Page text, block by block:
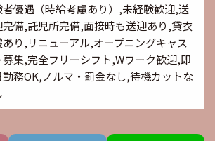
者優遇（時給考慮あり）,未経験歓迎,送
完備,託児所完備,面接時も送迎あり,貸衣
あり,リニューアル,オープニングキャス
募集,完全フリーシフト,Wワーク歓迎,即
勤務OK,ノルマ・罰金なし,待機カットな